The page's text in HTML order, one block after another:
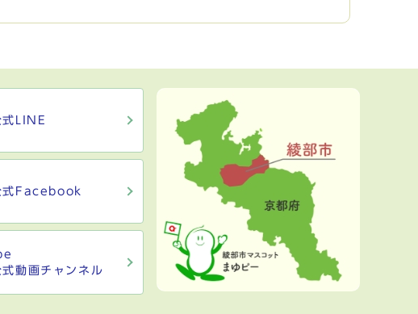
式LINE
式Facebook
動画チャンネル